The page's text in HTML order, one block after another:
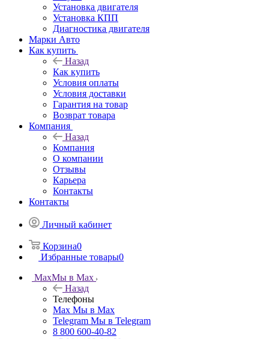
Установка двигателя
Установка КПП
Диагностика двигателя
Марки Авто
Как купить
Назад
Как купить
Условия оплаты
Условия доставки
Гарантия на товар
Возврат товара
Компания
Назад
Компания
О компании
Отзывы
Карьера
Контакты
Контакты
Личный кабинет
Корзина0
Избранные товары0
MaxМы в Max
Назад
Телефоны
Max Мы в Max
Telegram Мы в Telegram
8 800 600-40-82